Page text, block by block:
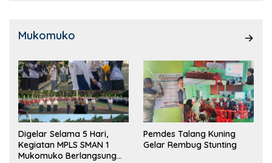
Mukomuko
Digelar Selama 5 Hari,
Kegiatan MPLS SMAN 1
Mukomuko Berlangsung
Pemdes Talang Kuning
Gelar Rembug Stunting